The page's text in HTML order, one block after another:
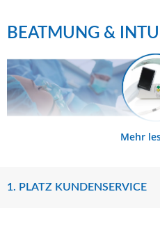
BEATMUNG &
Mehr
1. PLATZ KUNDENSERVICE